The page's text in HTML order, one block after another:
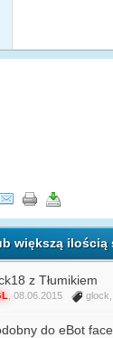
większą
z Tłumikiem
, 08.06.2015 glock
do eBot